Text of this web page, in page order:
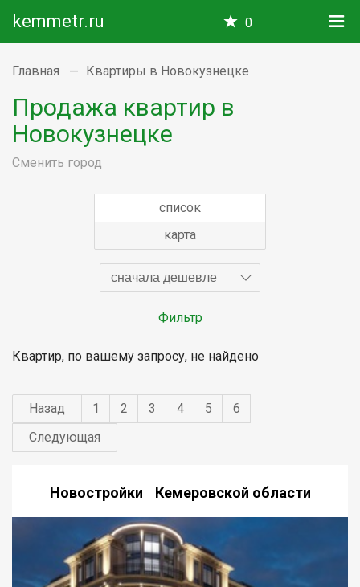
kemmetr.ru 0
Главная Квартиры в Новокузнецке
Продажа квартир в
Новокузнецке
Сменить город
список
карта
сначала дешевле
Фильтр
Квартир, по вашему запросу, не найдено
Назад 1 2 3 4 5
6
Следующая
Новостройки Кемеровской области